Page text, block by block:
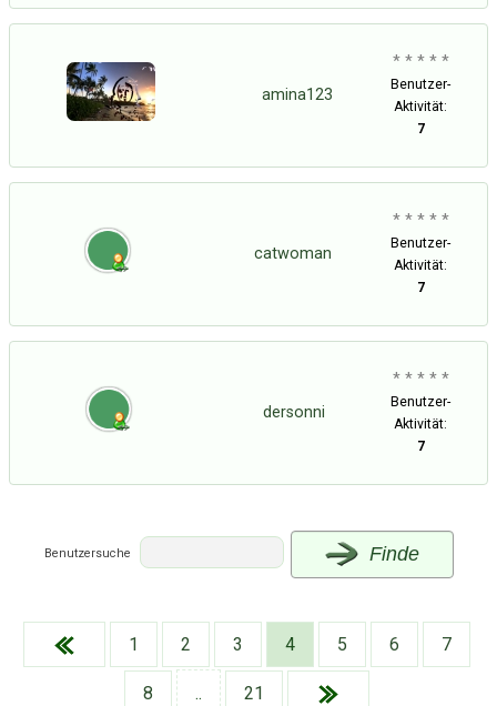
Mit Email Twitter Facebook
Google
Tauschbons
Neue Artikel
amina123
* * * * *
Benutzer-
Aktivität:
7
catwoman
* * * * *
Benutzer-
Aktivität:
7
dersonni
* * * * *
Benutzer-
Aktivität:
7
Benutzersuche Finde
1 2 3 4 5 6 7
8 .. 21